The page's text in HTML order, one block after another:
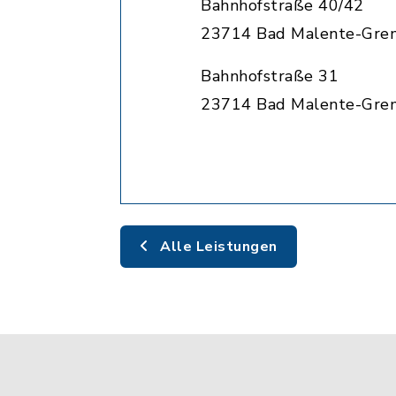
Bahnhofstraße 40/42
23714 Bad Malente-
Bahnhofstraße 31
23714 Bad Malente-
Alle Leistungen